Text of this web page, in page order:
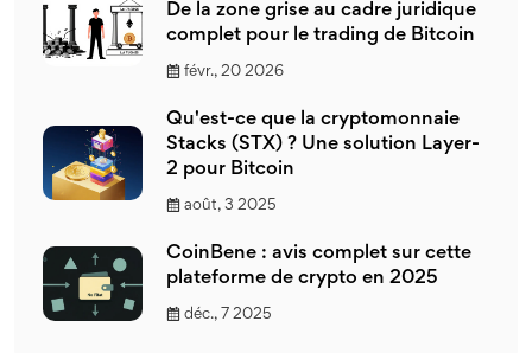
De la zone grise au cadre juridique
complet pour le trading de Bitcoin
févr., 20 2026
Qu'est-ce que la cryptomonnaie
Stacks (STX) ? Une solution Layer-
2 pour Bitcoin
août, 3 2025
CoinBene : avis complet sur cette
plateforme de crypto en 2025
déc., 7 2025